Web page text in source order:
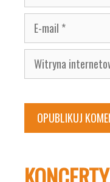
E-
mail
Witryna
internetowa